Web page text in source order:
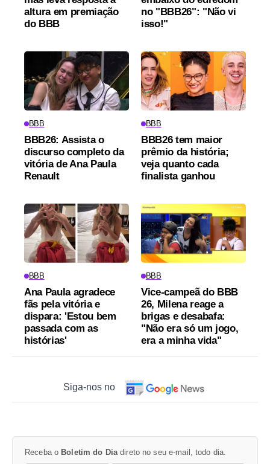
altura em premiação
do BBB
no "BBB26": "Não vi
isso!"
BBB
BBB26: Assista o
discurso completo da
vitória de Ana Paula
Renault
BBB
BBB26 tem maior
prêmio da história;
veja quanto cada
finalista ganhou
BBB
Ana Paula agradece
fãs pela vitória e
dispara: 'Estou bem
passada com as
histórias'
BBB
Vice-campeã do BBB
26, Milena reage a
brigas e desabafa:
"Não era só um jogo,
era a minha vida"
Siga-nos no
Receba o Boletim do Dia direto no seu e-mail, todo dia.